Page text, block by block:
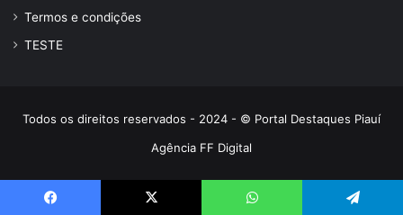
Termos e condições
TESTE
Todos os direitos reservados - 2024 - © Portal Destaques Piauí
Agência FF Digital